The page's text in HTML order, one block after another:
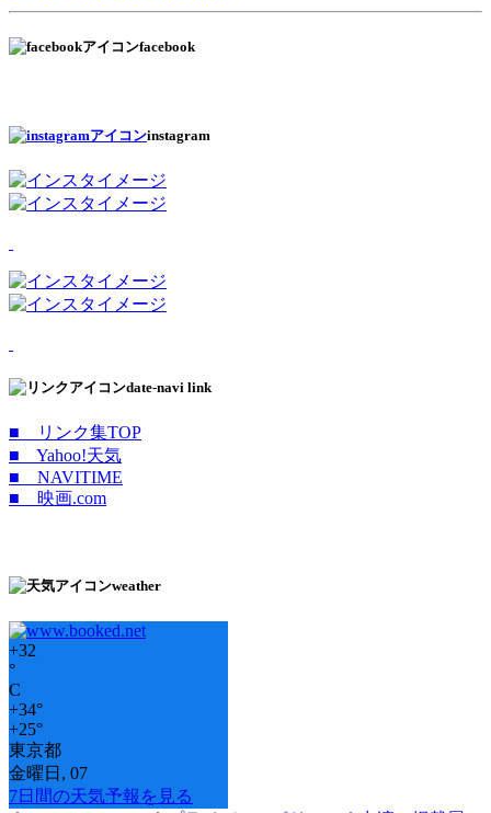
facebook
instagram
date-navi link
■ リンク集TOP
■ Yahoo!天気
■ NAVITIME
■ 映画.com
weather
+32
°
C
+34°
+25°
東京都
金曜日, 07
7日間の天気予報を見る